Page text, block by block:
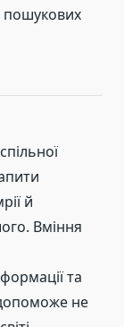
пошукових
й
Вміння
та
не